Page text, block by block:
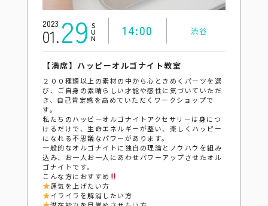
2023
01.29SUN 14:00 渋谷
【満席】ハッピーオルゴナイト教室
２００種類以上の素材の中から心ときめくパーツを選
び、ご自身の素晴らしい才能や感性に気づいていただ
き、自己肯定感を高めていただくワークショップで
す。
私たちのハッピーオルゴナイトアクセサリーは身につ
けるだけで、生命エネルギーが整い、楽しくハッピー
になれる不思議なパワーがあります。
一般的なオルゴナイトに独自の理論とノウハウを組み
込み、お一人お一人にあわせパワーアップさせたオル
ゴナイトです。
こんな方におすすめ
運気を上げたい方
イライラを解消したい方